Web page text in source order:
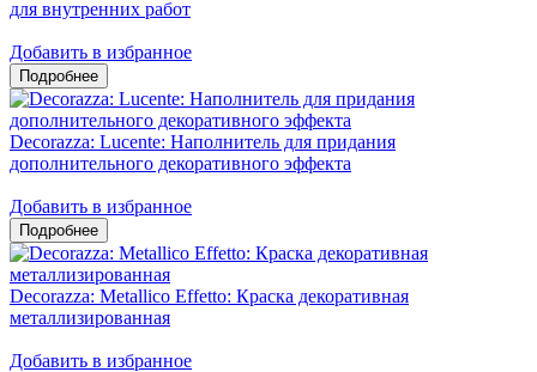
для внутренних работ
Добавить в избранное
Decorazza: Lucente: Наполнитель для придания
дополнительного декоративного эффекта
Добавить в избранное
Decorazza: Metallico Effetto: Краска декоративная
металлизированная
Добавить в избранное